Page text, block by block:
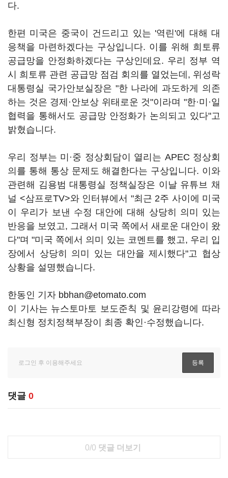
다.
한편 미국은 중국이 건드리고 있는 '역린'에 대해 대
응책을 마련하겠다는 구상입니다. 이를 위해 희토류
공급망을 안정화하겠다는 구상인데요. 우리 정부 역
시 희토류 관련 공급망 점검 회의를 열었는데, 위성락
대통령실 국가안보실장은 "한 나라에 과도하게 의존
하는 것은 경제·안보상 위태로운 것"이라며 "한·미·일
협력을 통해서도 공급망 안정화가 논의되고 있다"고
밝혔습니다.
우리 정부는 미·중 정상회담이 열리는 APEC 정상회
의를 통해 통상 문제도 해결한다는 구상입니다. 이와
관련해 김용범 대통령실 정책실장은 이날 유튜브 채
널 <삼프로TV>와 인터뷰에서 "최근 2주 사이에 미국
이 우리가 보낸 수정 대안에 대해 상당히 의미 있는
반응을 보였고, 그래서 미국 쪽에서 새로운 대안이 왔
다"며 "미국 쪽에서 의미 있는 코멘트를 했고, 우리 입
장에서 상당히 의미 있는 대안을 제시했다"고 협상
상황을 설명했습니다.
한동인 기자 bbhan@etomato.com
이 기사는 뉴스토마토 보도준칙 및 윤리강령에 따라
최신형 정치정책부장이 최종 확인·수정했습니다.
댓글 0
0/0 댓글 더보기